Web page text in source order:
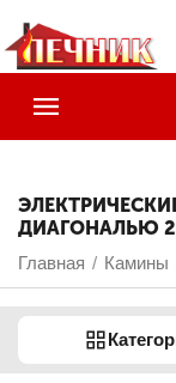
ДИАГОНАЛЬЮ
Главная / Камины